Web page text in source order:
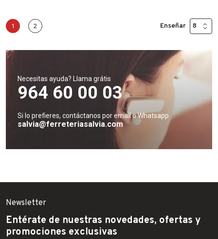
1 2 Enseñar
Necesitas ayuda? Llama grátis
964 60 00 03
Si lo prefieres, contáctanos por email o Whatsapp
salvia@ferreteriasalvia.com
Newsletter
Entérate de nuestras novedades, ofertas y
promociones exclusivas